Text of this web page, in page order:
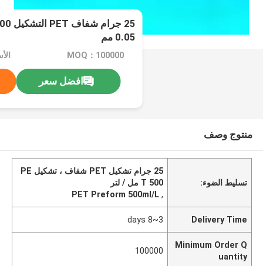
0.05 مم
MOQ：100000
افضل سعر
منتوج وصف
تسليط الضوء:
25 جرام تشكيل PET شفاف ، تشكيل PE
T 500 مل / لتر
,
PET Preform 500ml/L
Delivery Time
3~8 days
Minimum Order Q
uantity
100000